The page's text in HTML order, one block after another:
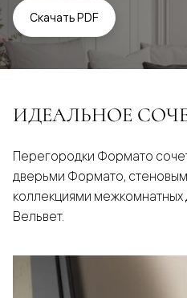
Скачать PDF
ИДЕАЛЬНОЕ
Перегородки Формато
дверьми Формато,
коллекциями
Вельвет.